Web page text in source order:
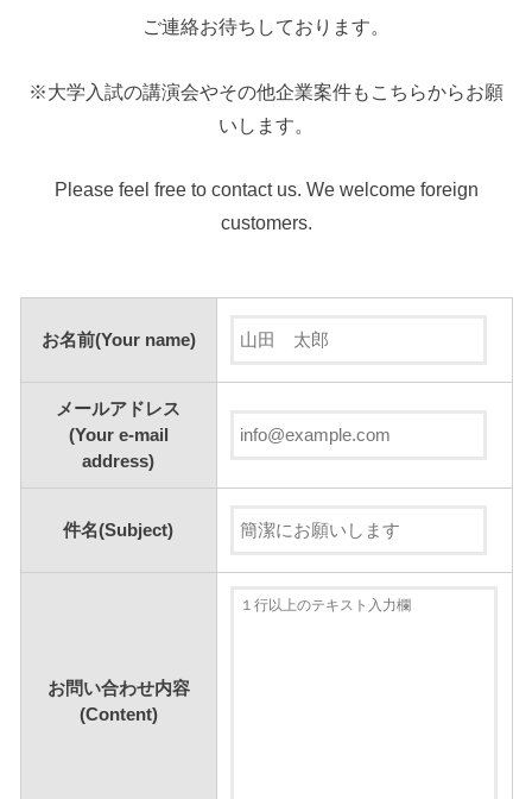
ご連絡お待ちしております。
※大学入試の講演会やその他企業案件もこちらからお願
いします。
Please feel free to contact us. We welcome foreign
customers.
お名前(Your name)
メールアドレス
(Your e-mail
address)
件名(Subject)
お問い合わせ内容
(Content)